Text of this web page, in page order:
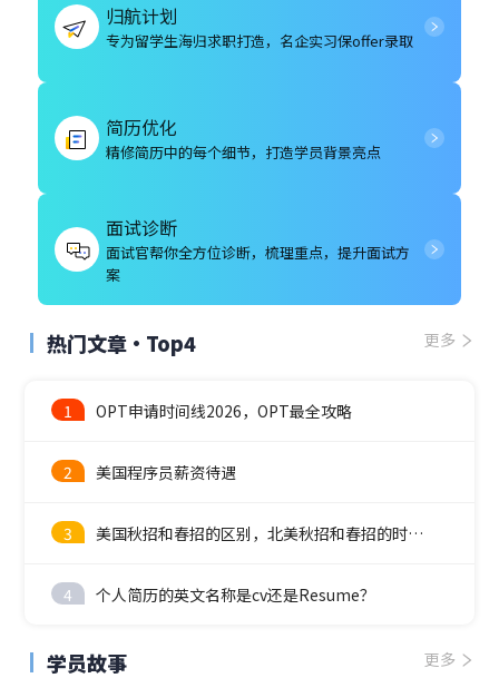
归航计划
专为留学生海归求职打造，名企实习保offer录取
简历优化
精修简历中的每个细节，打造学员背景亮点
面试诊断
面试官帮你全方位诊断，梳理重点，提升面试方
案
热门文章·Top4 更多
1 OPT申请时间线2026，OPT最全攻略
2 美国程序员薪资待遇
3 美国秋招和春招的区别，北美秋招和春招的时间线
4 个人简历的英文名称是cv还是Resume？
学员故事 更多